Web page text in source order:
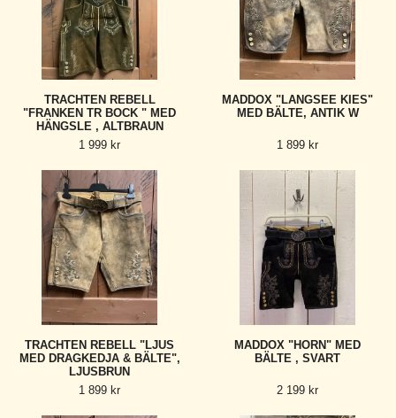
TRACHTEN REBELL
"FRANKEN TR BOCK " MED
HÄNGSLE , ALTBRAUN
1 999 kr
MADDOX "LANGSEE KIES"
MED BÄLTE, ANTIK W
1 899 kr
TRACHTEN REBELL "LJUS
MED DRAGKEDJA & BÄLTE",
LJUSBRUN
1 899 kr
MADDOX "HORN" MED
BÄLTE , SVART
2 199 kr